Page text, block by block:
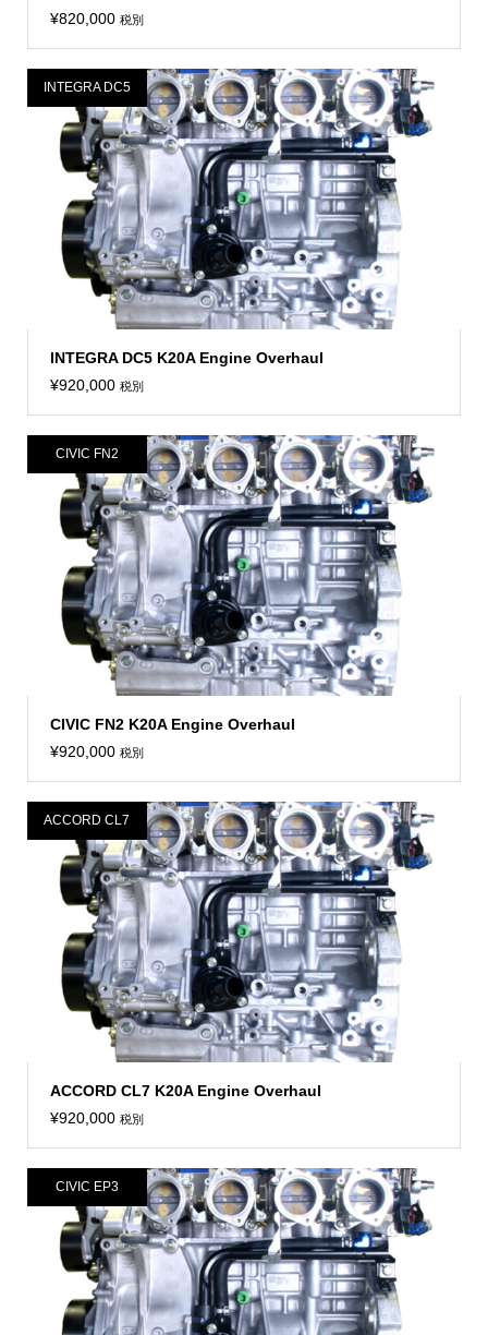
¥820,000 税別
INTEGRA DC5 K20A Engine Overhaul
¥920,000 税別
INTEGRA DC5
CIVIC FN2 K20A Engine Overhaul
¥920,000 税別
CIVIC FN2
ACCORD CL7 K20A Engine Overhaul
¥920,000 税別
ACCORD CL7
CIVIC EP3